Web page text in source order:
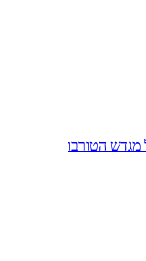
מגדש הטורבו